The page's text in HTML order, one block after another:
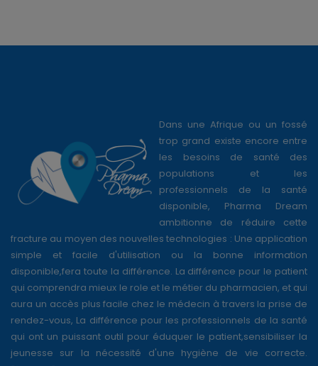
Dans une Afrique ou un fossé
trop grand existe encore entre
les besoins de santé des
populations et les
professionnels de la santé
disponible, Pharma Dream
ambitionne de réduire cette
fracture au moyen des nouvelles technologies : Une application
simple et facile d'utilisation ou la bonne information
disponible,fera toute la différence. La différence pour le patient
qui comprendra mieux le role et le métier du pharmacien, et qui
aura un accès plus facile chez le médecin à travers la prise de
rendez-vous, La différence pour les professionnels de la santé
qui ont un puissant outil pour éduquer le patient,sensibiliser la
jeunesse sur la nécessité d'une hygiène de vie correcte.